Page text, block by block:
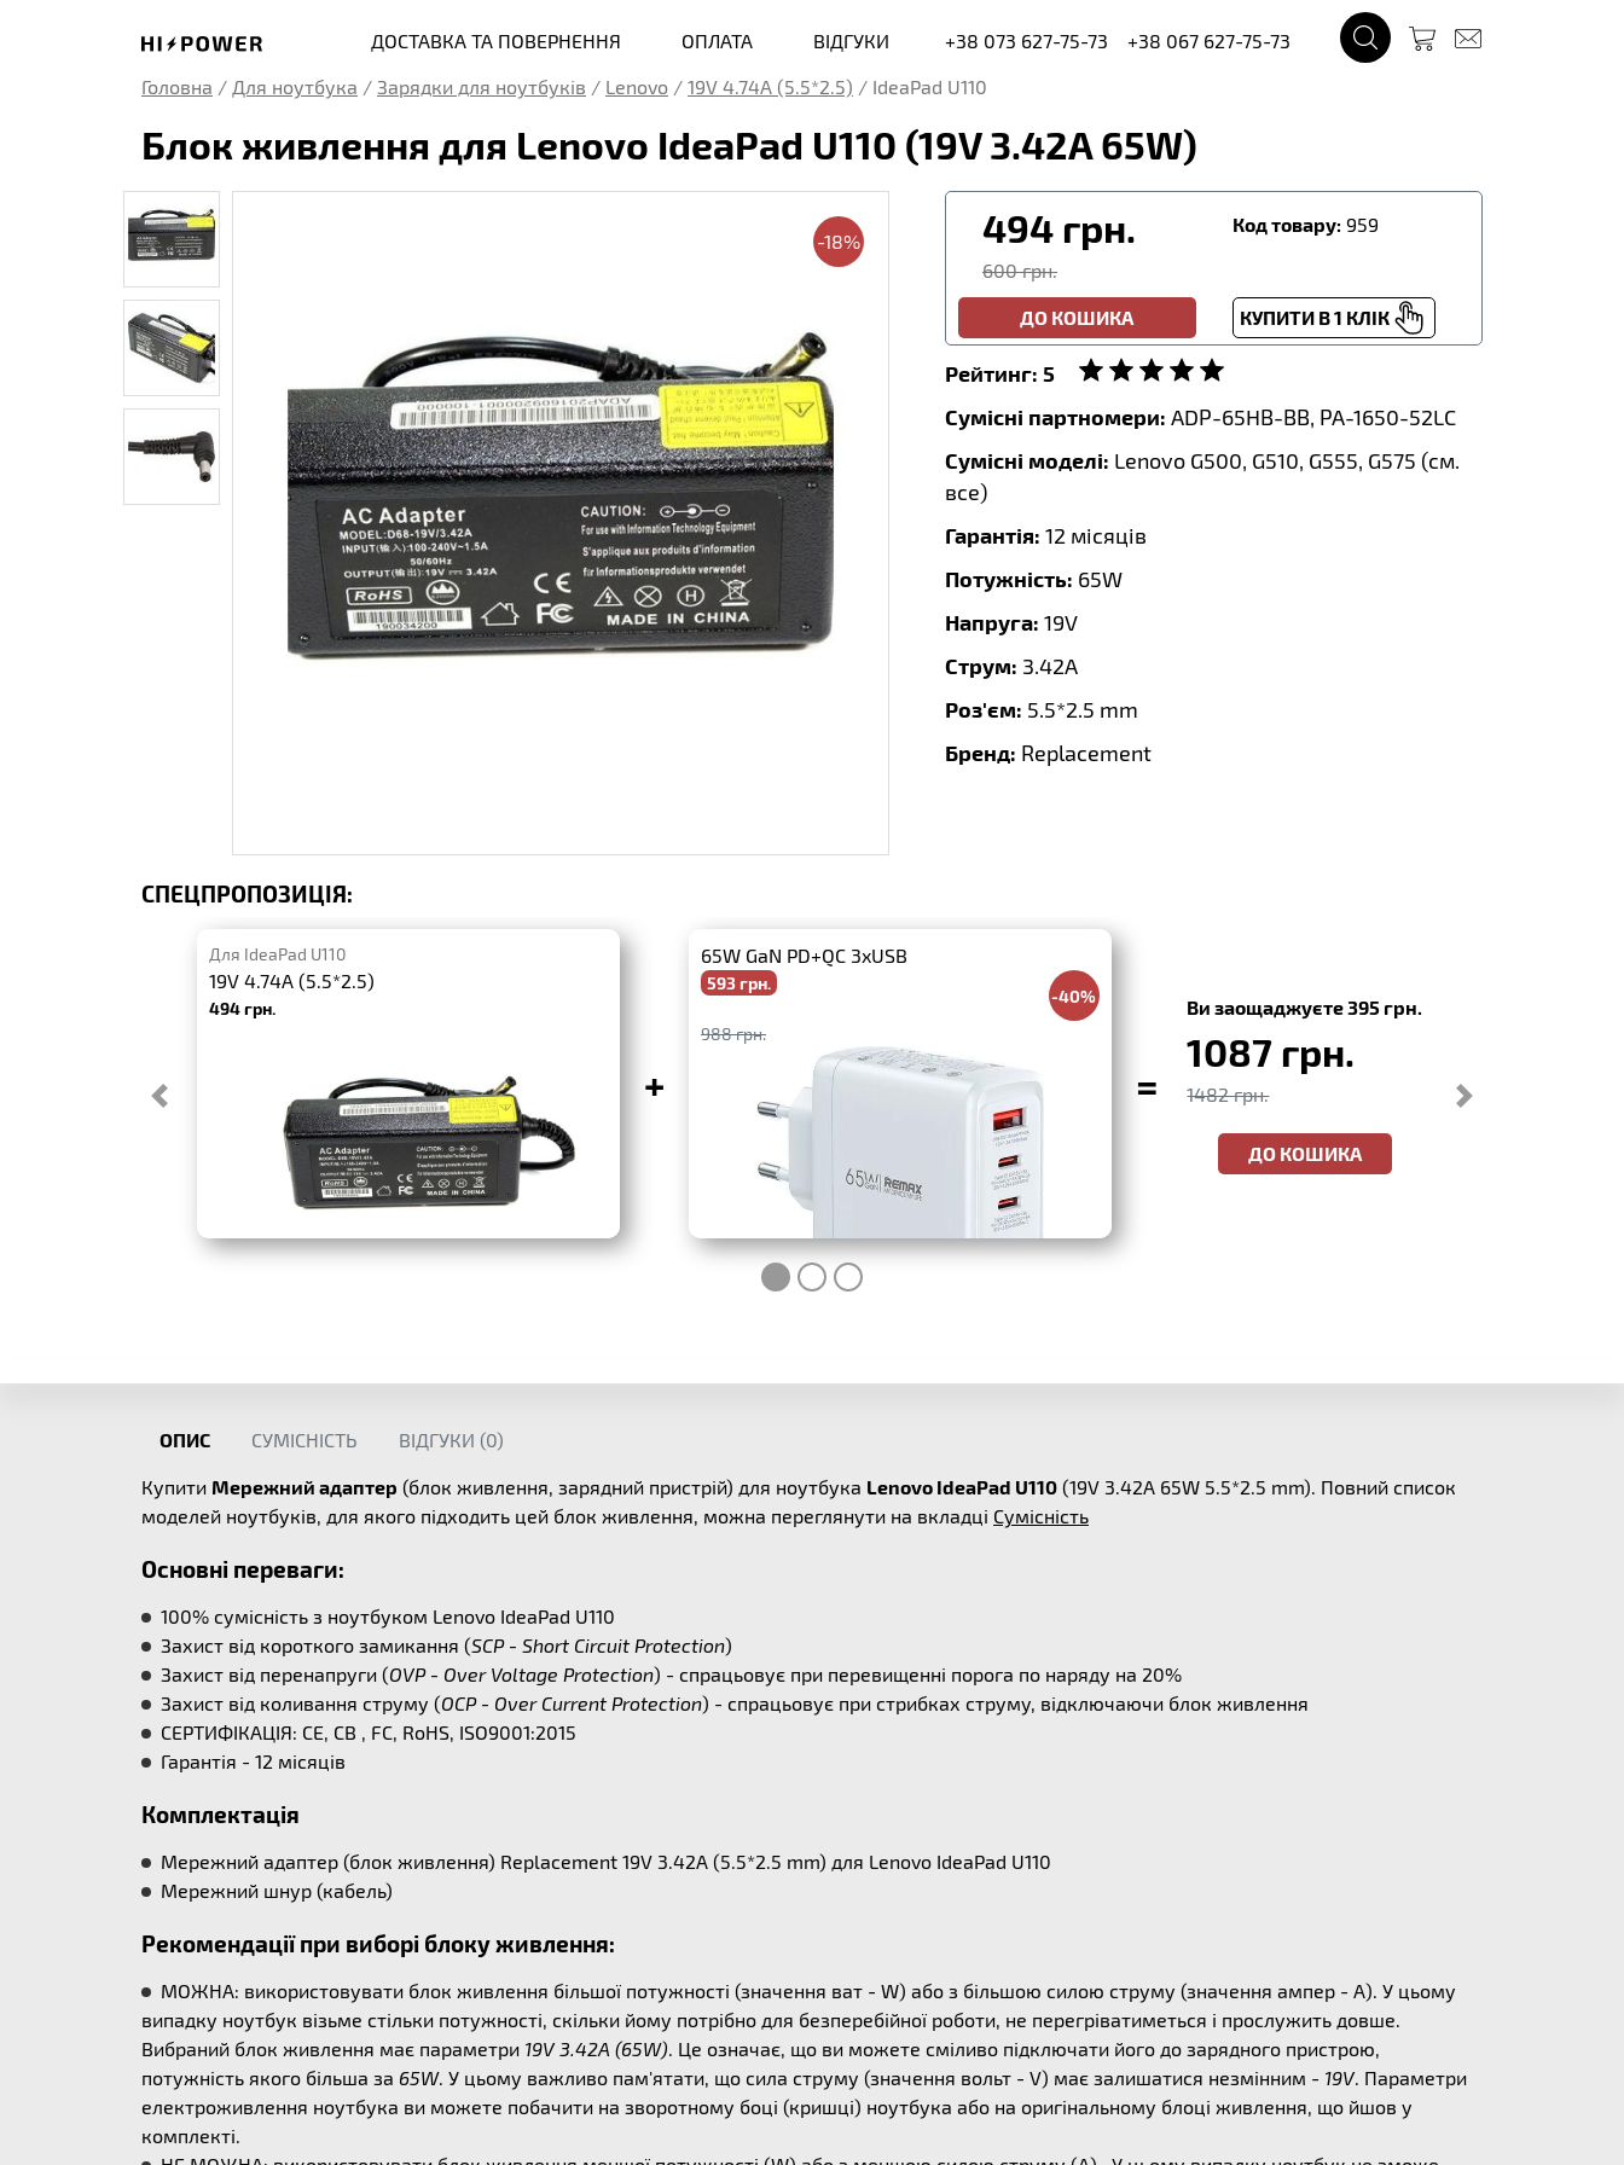
ДОСТАВКА ТА ПОВЕРНЕННЯ ОПЛАТА ВІДГУКИ +38 073 627-75-73
+38 067 627-75-73
Головна / Для ноутбука / Зарядки для ноутбуків / Lenovo / 19V 4.74A (5.5*2.5) / IdeaPad U110
Блок живлення для Lenovo IdeaPad U110 (19V 3.42A 65W)
-18% 494 грн.
600 грн.
Код товару: 959
ДО КОШИКА КУПИТИ В 1 КЛІК
Рейтинг: 5
Сумісні партномери: ADP-65HB-BB, PA-1650-52LC
Сумісні моделі: Lenovo G500, G510, G555, G575 (см.
все)
Гарантія: 12 місяців
Потужність: 65W
Напруга: 19V
Струм: 3.42A
Роз'єм: 5.5*2.5 mm
Бренд: Replacement
СПЕЦПРОПОЗИЦІЯ:
Для IdeaPad U110
19V 4.74A (5.5*2.5)
494 грн.
+
65W GaN PD+QC 3xUSB
593 грн.
-40%
988 грн.
=
Ви заощаджуєте 395 грн.
1087 грн.
1482 грн.
ДО КОШИКА
ОПИС СУМІСНІСТЬ ВІДГУКИ (0)
Купити Мережний адаптер (блок живлення, зарядний пристрій) для ноутбука Lenovo IdeaPad U110 (19V 3.42A 65W 5.5*2.5 mm). Повний список
моделей ноутбуків, для якого підходить цей блок живлення, можна переглянути на вкладці Сумісність
Основні переваги:
100% сумісність з ноутбуком Lenovo IdeaPad U110
Захист від короткого замикання (SCP - Short Circuit Protection)
Захист від перенапруги (OVP - Over Voltage Protection) - спрацьовує при перевищенні порога по наряду на 20%
Захист від коливання струму (OCP - Over Current Protection) - спрацьовує при стрибках струму, відключаючи блок живлення
СЕРТИФІКАЦІЯ: CE, CB , FC, RoHS, ISO9001:2015
Гарантія - 12 місяців
Комплектація
Мережний адаптер (блок живлення) Replacement 19V 3.42A (5.5*2.5 mm) для Lenovo IdeaPad U110
Мережний шнур (кабель)
Рекомендації при виборі блоку живлення:
МОЖНА: використовувати блок живлення більшої потужності (значення ват - W) або з більшою силою струму (значення ампер - А). У цьому
випадку ноутбук візьме стільки потужності, скільки йому потрібно для безперебійної роботи, не перегріватиметься і прослужить довше.
Вибраний блок живлення має параметри 19V 3.42A (65W). Це означає, що ви можете сміливо підключати його до зарядного пристрою,
потужність якого більша за 65W. У цьому важливо пам'ятати, що сила струму (значення вольт - V) має залишатися незмінним - 19V. Параметри
електроживлення ноутбука ви можете побачити на зворотному боці (кришці) ноутбука або на оригінальному блоці живлення, що йшов у
комплекті.